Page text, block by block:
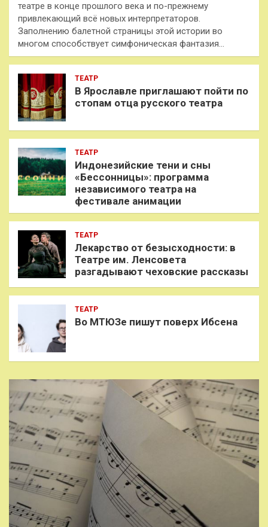
театре в конце прошлого века и по-прежнему
привлекающий всё новых интерпретаторов.
Заполнению балетной страницы этой истории во
многом способствует симфоническая фантазия…
ТЕАТР
В Ярославле приглашают пойти по
стопам отца русского театра
ТЕАТР
Индонезийские тени и сны
«Бессонницы»: программа
независимого театра на
фестивале анимации
ТЕАТР
Лекарство от безысходности: в
Театре им. Ленсовета
разгадывают чеховские рассказы
ТЕАТР
Во МТЮЗе пишут поверх Ибсена